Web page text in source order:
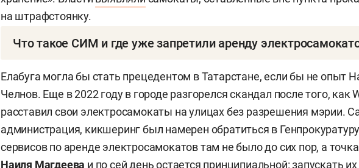
на штрафстоянку.
Что такое СИМ и где уже запретили аренду
транспортное средство, имеющее одно или несколько колес (роликов),
предназначенное для индивидуального передвижения человека
использования двигателя (двигателей) (электросамокаты,
гироскутеры, сегвеи, моноколеса и иные аналогичные средства).
Елабуга могла бы стать прецедентом в Татарстане, если бы не опыт
Челнов. Еще в 2022 году в городе разгорелся скандал после того, как
расставил свои электросамокаты на улицах без разрешения мэрии.
администрация, кикшеринг был намерен обратиться в
сервисов по аренде электросамокатов там не было до сих пор, а
Наиля Магдеева и по сей день остается принципиальной: запускать